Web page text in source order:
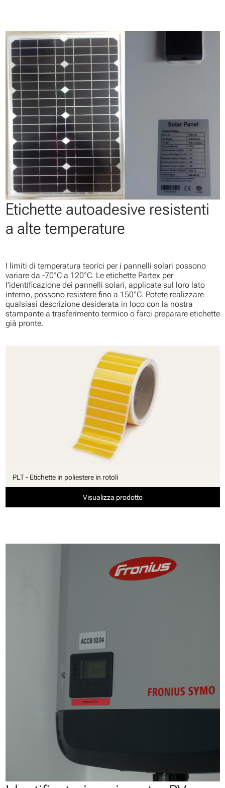
Etichette autoadesive resistenti
a alte temperature
I limiti di temperatura teorici per i pannelli solari possono
variare da -70°C a 120°C. Le etichette Partex per
l’identificazione dei pannelli solari, applicate sul loro lato
interno, possono resistere fino a 150°C. Potete realizzare
qualsiasi descrizione desiderata in loco con la nostra
stampante a trasferimento termico o farci preparare etichette
già pronte.
PLT - Etichette in poliestere in rotoli
Visualizza prodotto